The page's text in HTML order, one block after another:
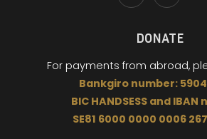
DONATE
For payments from abroad,
Bankgironumber: 5904
BIC HANDSESS and IBAN
SE81 6000 0000 0006